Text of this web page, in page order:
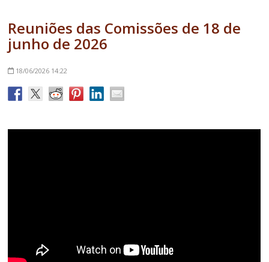
Reuniões das Comissões de 18 de
junho de 2026
18/06/2026 14:22